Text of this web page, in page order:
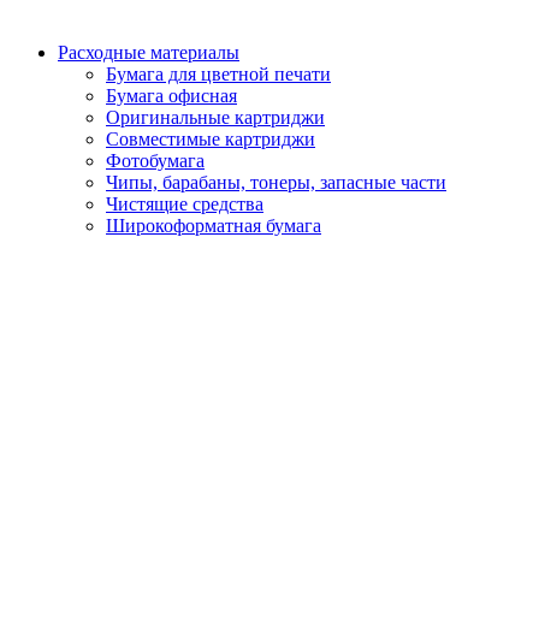
Расходные материалы
Бумага для цветной печати
Бумага офисная
Оригинальные картриджи
Совместимые картриджи
Фотобумага
Чипы, барабаны, тонеры, запасные части
Чистящие средства
Широкоформатная бумага